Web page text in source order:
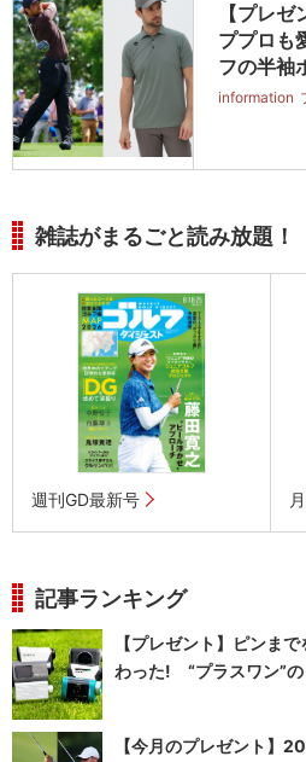
【プレ
ププロも
フの半袖
information
雑誌がまるごと読み放題！
週刊GD最新号
記事ランキング
【プレゼント】ピンま
わった! “プラスワン”の
【今月のプレゼント】